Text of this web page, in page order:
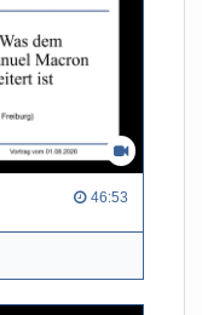
46:53